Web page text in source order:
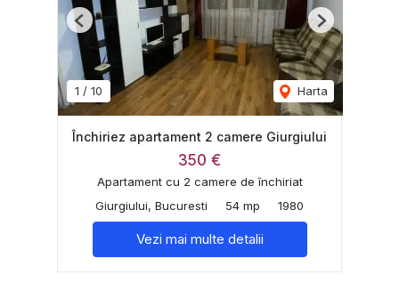
1 / 10 Harta
Previous Next
Închiriez apartament 2 camere Giurgiului
350 €
Apartament cu 2 camere de închiriat
Giurgiului, Bucuresti
54 mp 1980
Vezi mai multe detalii